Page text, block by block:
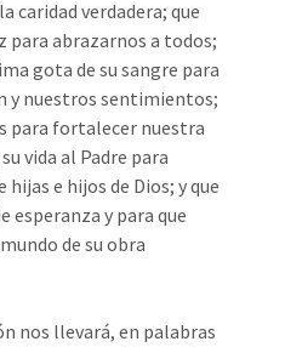
caridad verdadera; que
para abrazarnos a todos;
gota de su sangre para
y nuestros sentimientos;
para fortalecer nuestra
vida al Padre para
e hijos de Dios; y que
esperanza y para que
de su obra
nos llevará, en palabras